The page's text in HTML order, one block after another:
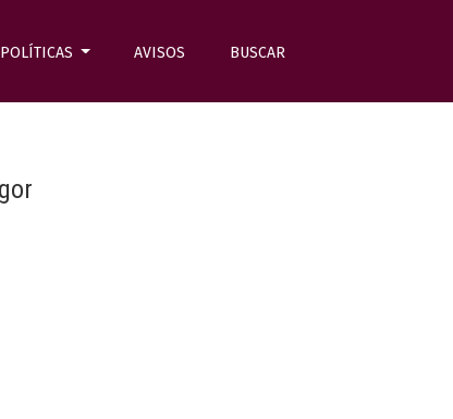
POLÍTICAS AVISOS BUSCAR